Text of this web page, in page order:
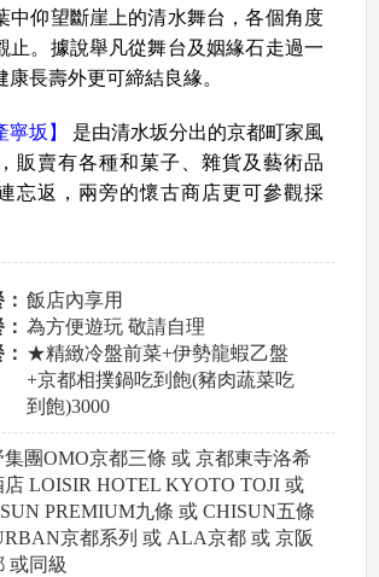
中仰望斷崖上的清水舞台，各個角度
止。據說舉凡從舞台及姻緣石走過一
康長壽外更可締結良緣。
寧坂】 是由清水坂分出的京都町家風
販賣有各種和菓子、雜貨及藝術品
忘返，兩旁的懷古商店更可參觀採
飯店內享用
為方便遊玩 敬請自理
★精緻冷盤前菜+伊勢龍蝦乙盤
+京都相撲鍋吃到飽(豬肉蔬菜吃
到飽)3000
集團OMO京都三條 或 京都東寺洛希
店 LOISIR HOTEL KYOTO TOJI 或
PREMIUM九條 或 CHISUN五條
京都系列 或 ALA京都 或 京阪
或同級